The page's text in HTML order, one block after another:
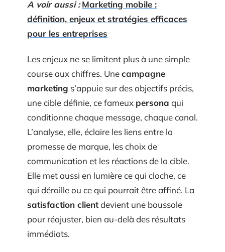
A voir aussi : Marketing mobile :
définition, enjeux et stratégies efficaces
pour les entreprises
Les enjeux ne se limitent plus à une simple
course aux chiffres. Unecampagne
marketing s’appuie sur des objectifs précis,
une cible définie, ce fameux persona qui
conditionne chaque message, chaque canal.
L’analyse, elle, éclaire les liens entre la
promesse de marque, les choix de
communication et les réactions de la cible.
Elle met aussi en lumière ce qui cloche, ce
qui déraille ou ce qui pourrait être affiné. La
satisfaction clientdevient une boussole
pour réajuster, bien au-delà des résultats
immédiats.